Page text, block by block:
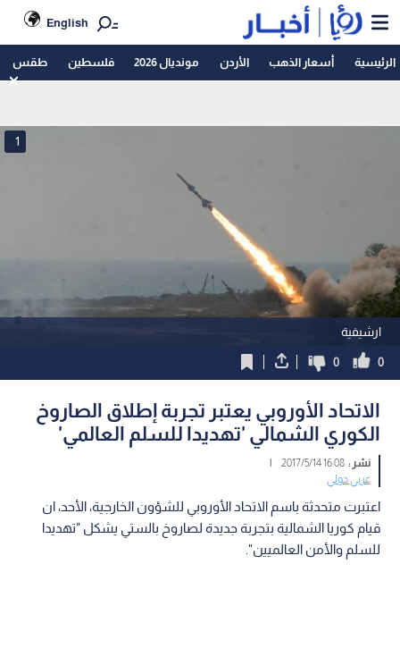
English
الرئيسية أسعار الذهب الأردن مونديال 2026 فلسطين طقس
ارشيفية
1
0
0
الاتحاد الأوروبي يعتبر تجربة إطلاق الصاروخ
الكوري الشمالي 'تهديدا للسلم العالمي'
نشر :16:08 2017/5/14
|
عربي دولي
اعتبرت متحدثة باسم الاتحاد الأوروبي للشؤون الخارجية، الأحد، ان
قيام كوريا الشمالية بتجربة جديدة لصاروخ بالستي يشكل "تهديدا
للسلم والأمن العالميين".